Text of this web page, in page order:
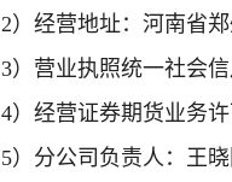
2）经营地址：河南省
3）营业执照统一社会
4）经营证券期货业务
5）分公司负责人：王